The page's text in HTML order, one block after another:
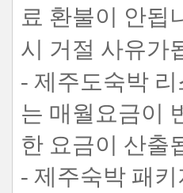
료 환불이 안됩
시 거절 사유가
- 제주도숙박
는 매월요금이
한 요금이 산출
- 제주숙박 패